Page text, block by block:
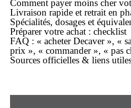
Comment payermoins cher
Livraison rapide et retrait en
Spécialités, dosages et
Préparer votre achat : checklist
FAQ : « acheter Decaver », «
prix », « commander », « pas
Sources officielles & liens